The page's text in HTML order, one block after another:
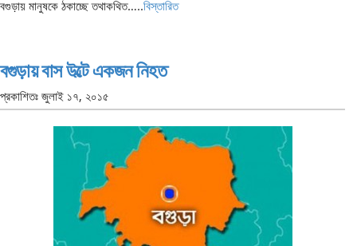
বগুড়ায় মানুষকে ঠকাচ্ছে তথাকথিত…..বিস্তারিত
বগুড়ায় বাস উল্টে একজন নিহত
প্রকাশিতঃ জুলাই ১৭, ২০১৫